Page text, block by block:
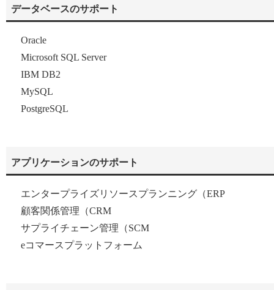
データベースのサポート
Oracle
Microsoft SQL Server
IBM DB2
MySQL
PostgreSQL
アプリケーションのサポート
エンタープライズリソースプランニング（ERP
顧客関係管理（CRM
サプライチェーン管理（SCM
eコマースプラットフォーム